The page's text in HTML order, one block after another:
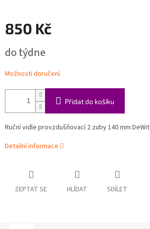
850 Kč
cena:
do týdne
Možnosti doručení
Přidat do košíku
Ruční vidle provzdušňovací 2 zuby 140 mm DeWit
Detailní informace
ZEPTAT SE HLÍDAT SDÍLET